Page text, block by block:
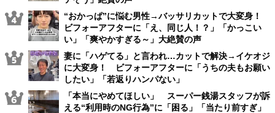
“おかっぱ”に悩む男性→バッサリカットで大変身！
ビフォーアフターに「え、同じ人！？」「かっこい
い」「爽やかすぎる～」大絶賛の声
妻に「ハゲてる」と言われ…カットで解決→イケオジ
に大変身！ ビフォーアフターに「うちの夫もお願い
したい」「若返りハンパない」
「本当にやめてほしい」 スーパー銭湯スタッフが訴
える“利用時のNG行為”に「困る」「当たり前すぎ」